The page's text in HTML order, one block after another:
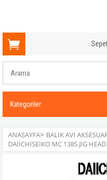
Kategoriler
ANASAYFA> BALIK AVI
DAIICHISEIKO MC 138S JIG